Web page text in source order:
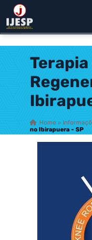
Home »
no Ibirapuera - SP